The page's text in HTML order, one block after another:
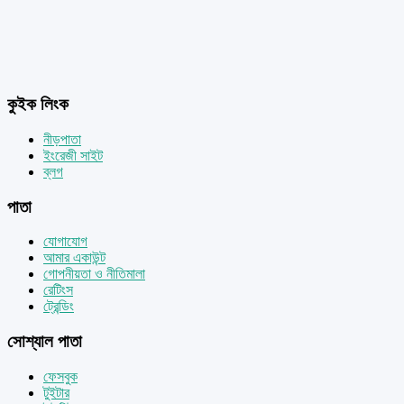
কুইক লিংক
নীড়পাতা
ইংরেজী সাইট
ব্লগ
পাতা
যোগাযোগ
আমার একাউন্ট
গোপনীয়তা ও নীতিমালা
রেটিংস
ট্রেন্ডিং
সোশ্যাল পাতা
ফেসবুক
টুইটার